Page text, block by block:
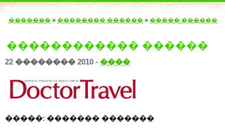
������������� ������
����� � ����
������� » �������� ������ » ����� ������
������������ ������
22 �������� 2010 - ����
�����: ������� �������